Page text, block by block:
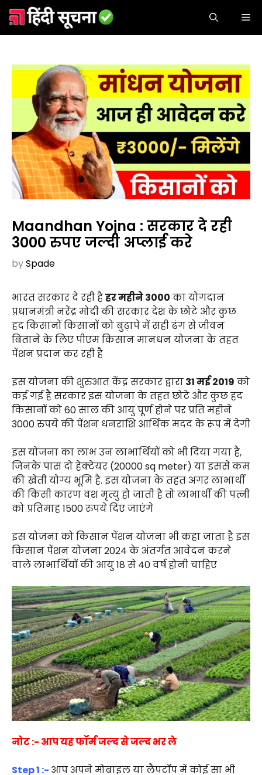
Skip
to
content
Maandhan Yojna : सरकार दे रही
3000₹ रुपए जल्दी अप्लाई करे
bySpade
भारत सरकार दे रही हैहर महीने ₹3000 का योगदान
प्रधानमंत्री नरेंद्र मोदी की सरकार देश के छोटे और कुछ
हद किसानों किसानों को बुढ़ापे में सही ढंग से जीवन
बिताने के लिए पीएम किसान मानधन योजना के तहत
पेंशन प्रदान कर रही है
इस योजना की शुरुआत केंद्र सरकार द्वारा31 मई 2019 को
कई गई है सरकार इस योजना के तहत छोटे और कुछ हद
किसानों को 60 साल की आयु पूर्ण होने पर प्रति महीने
3000 रुपये की पेंशन धनराशि आर्थिक मदद के रूप में देगी
इस योजना का लाभ उन लाभार्थियों को भी दिया गया है,
जिनके पास दो हेक्टेयर (20000 sq meter) या इससे कम
की खेती योग्य भूमि है. इस योजना के तहत अगर लाभार्थी
की किसी कारण वश मृत्यु हो जाती है तो लाभार्थी की पत्नी
को प्रतिमाह 1500 रुपये दिए जाएंगे
इस योजना को किसान पेंशन योजना भी कहा जाता है इस
किसान पेंशन योजना 2024 के अंतर्गत आवेदन करने
वाले लाभार्थियों की आयु 18 से 40 वर्ष होनी चाहिए
नोट :- आप यह फॉर्म जल्द से जल्द भर ले
Step 1 :- आप अपने मोबाइल या लैपटॉप में कोई सा भी